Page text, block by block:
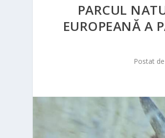
PARCUL
EUROPEANĂ A
Postat